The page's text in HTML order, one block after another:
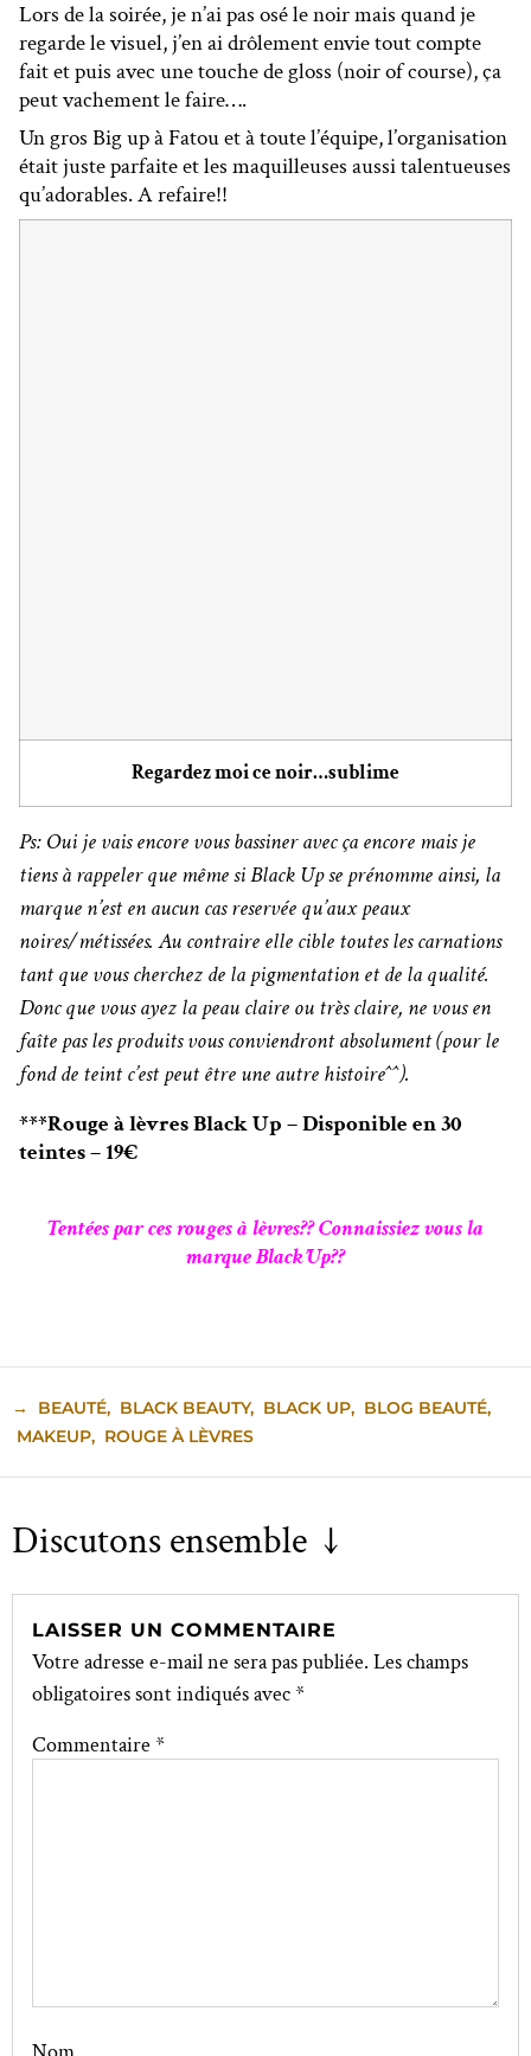
Lors de la soirée, je n’ai pas osé le noir mais quand je
regarde le visuel, j’en ai drôlement envie tout compte
fait et puis avec une touche de gloss (noir of course), ça
peut vachement le faire….
Un gros Big up à Fatou et à toute l’équipe, l’organisation
était juste parfaite et les maquilleuses aussi talentueuses
qu’adorables. A refaire!!
Regardez moi ce noir…sublime
Ps: Oui je vais encore vous bassiner avec ça encore mais je
tiens à rappeler que même si Black Up se prénomme ainsi, la
marque n’est en aucun cas reservée qu’aux peaux
noires/métissées. Au contraire elle cible toutes les carnations
tant que vous cherchez de la pigmentation et de la qualité.
Donc que vous ayez la peau claire ou très claire, ne vous en
faîte pas les produits vous conviendront absolument (pour le
fond de teint c’est peut être une autre histoire^^).
***Rouge à lèvres Black Up – Disponible en 30
teintes – 19€
Tentées par ces rouges à lèvres?? Connaissiez vous la
marque Black’Up??
→ BEAUTÉ, BLACK BEAUTY, BLACK UP, BLOG BEAUTÉ,
MAKEUP, ROUGE À LÈVRES
Discutons ensemble ↓
LAISSER UN COMMENTAIRE
Votre adresse e-mail ne sera pas publiée. Les champs
obligatoires sont indiqués avec*
Commentaire *